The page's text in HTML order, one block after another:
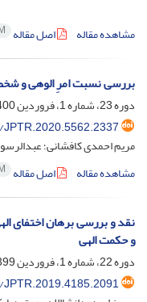
مشاهده مقاله
اصل مقاله
بررسی نسبت امرِ الوهی و
دوره 23، شماره 1، فروردین 1400، صفحه
مریم احمدی کافشانی؛
مشاهده مقاله
اصل مقاله
نقد و بررسی برهان اختفای
و حکمت الهی
دوره 22، شماره 1، فروردین 1399، صفحه